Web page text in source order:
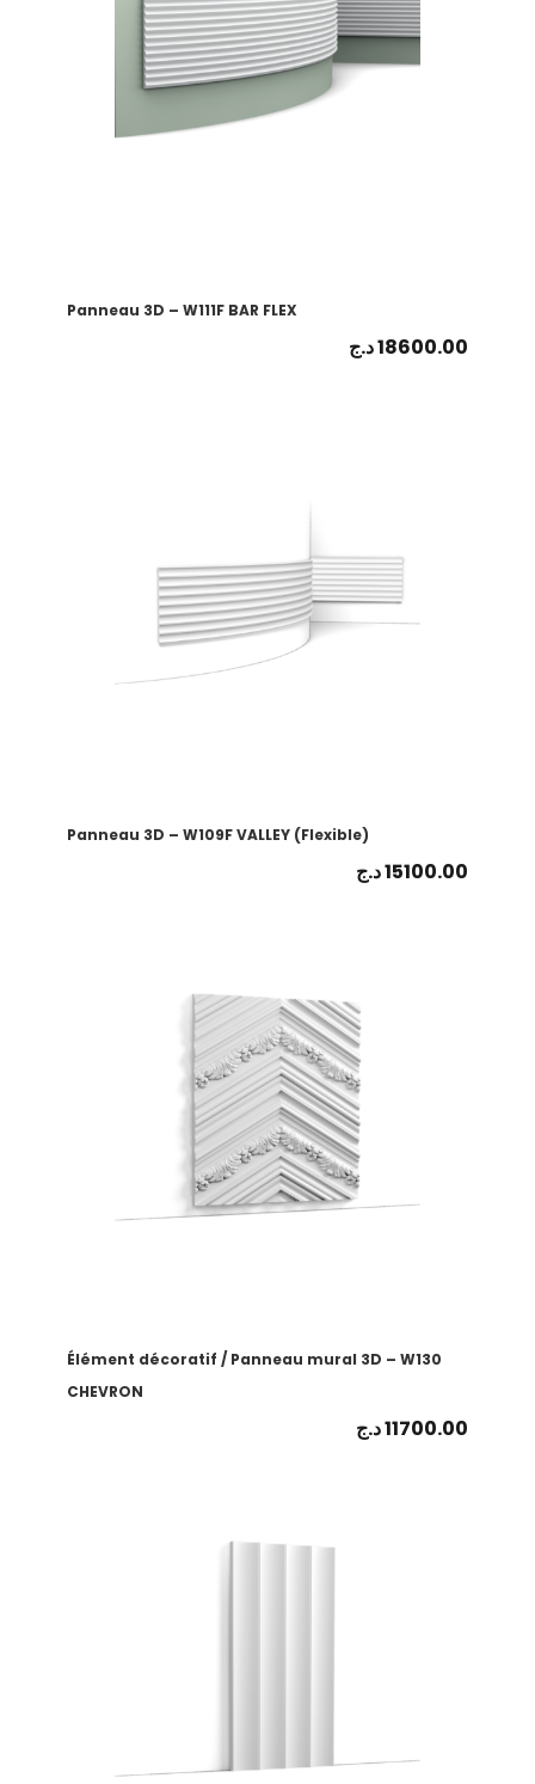
Panneau 3D – W111F BAR FLEX
18600.00د.ج
Panneau 3D – W109F VALLEY (Flexible)
15100.00د.ج
Élément décoratif / Panneau mural 3D – W130
CHEVRON
11700.00د.ج